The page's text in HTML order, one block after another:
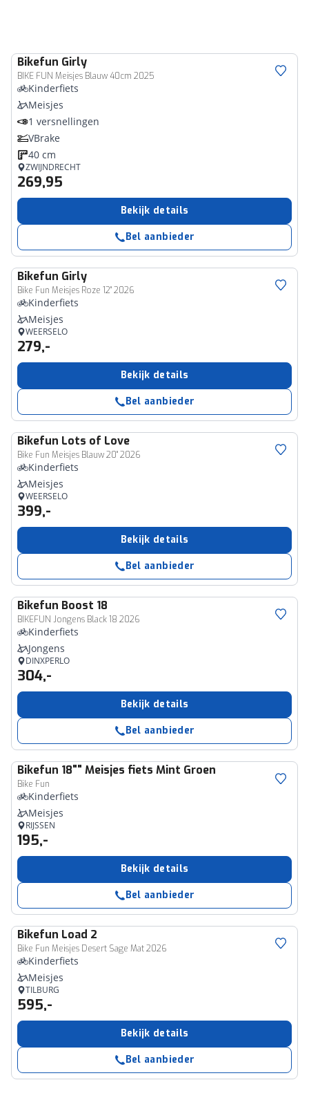
Bikefun Girly
BIKE FUN Meisjes Blauw 40cm 2025
Kinderfiets
Meisjes
1 versnellingen
VBrake
40 cm
ZWIJNDRECHT
269,95
Bekijk details
Bel aanbieder
Bikefun Girly
Bike Fun Meisjes Roze 12" 2026
Kinderfiets
Meisjes
WEERSELO
279,-
Bekijk details
Bel aanbieder
Bikefun Lots of Love
Bike Fun Meisjes Blauw 20" 2026
Kinderfiets
Meisjes
WEERSELO
399,-
Bekijk details
Bel aanbieder
Bikefun Boost 18
BIKEFUN Jongens Black 18 2026
Kinderfiets
Jongens
DINXPERLO
304,-
Bekijk details
Bel aanbieder
Bikefun 18"" Meisjes fiets Mint Groen
Bike Fun
Kinderfiets
Meisjes
RIJSSEN
195,-
Bekijk details
Bel aanbieder
Bikefun Load 2
Bike Fun Meisjes Desert Sage Mat 2026
Kinderfiets
Meisjes
TILBURG
595,-
Bekijk details
Bel aanbieder